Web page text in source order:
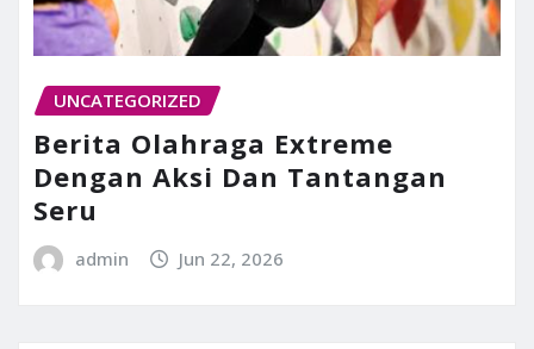
UNCATEGORIZED
Berita Olahraga Extreme
Dengan Aksi Dan Tantangan
Seru
admin Jun 22, 2026